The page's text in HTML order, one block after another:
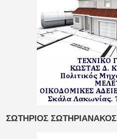
ΣΩΤΗΡΙΟΣ ΣΩΤΗΡΙΑΝΑΚΟΣ